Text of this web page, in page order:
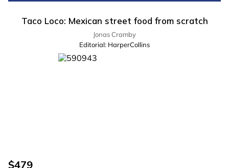
Taco Loco: Mexican street food from scratch
Jonas Cramby
Editorial: HarperCollins
$479